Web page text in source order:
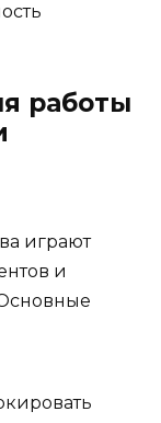
работы
играют
и